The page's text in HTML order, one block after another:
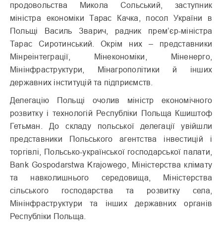
продовольства Микола Сольський, заступник
міністра економіки Тарас Качка, посол України в
Польщі Василь Зварич, радник прем’єр-міністра
Тарас Сиротинський. Окрім них – представники
Мінреінтеграції, Мінекономіки, Міненерго,
Мінінфраструктури, Мінагрополітики й інших
державних інституцій та підприємств.
Делегацію Польщі очолив міністр економічного
розвитку і технологій Республіки Польща Кшиштоф
Гетьман. До складу польської делегації увійшли
представники Польського агентства інвестицій і
торгівлі, Польсько-української господарської палати,
Bank Gospodarstwa Krajowego, Міністерства клімату
та навколишнього середовища, Міністерства
сільського господарства та розвитку села,
Мінінфраструктури та інших державних органів
Республіки Польща.